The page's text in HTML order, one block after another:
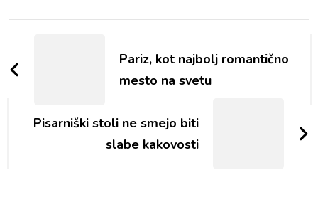
objav
Pariz, kot najbolj romantično
mesto na svetu
Pisarniški stoli ne smejo biti
slabe kakovosti